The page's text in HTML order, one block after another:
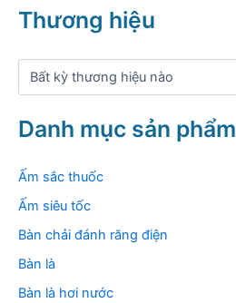
k
Thương hiệu
Danh mục sản phẩm
Ấm sắc thuốc
Ấm siêu tốc
Bàn chải đánh răng điện
Bàn là
Bàn là hơi nước